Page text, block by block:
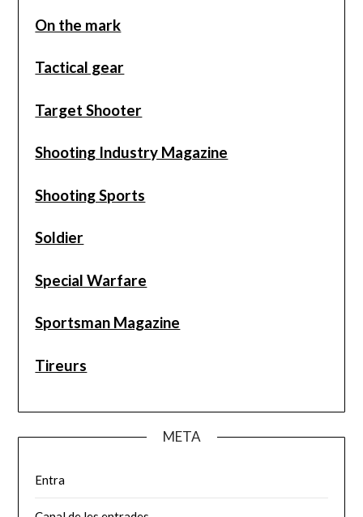
On the mark
Tactical gear
Target Shooter
Shooting Industry Magazine
Shooting Sports
Soldier
Special Warfare
Sportsman Magazine
Tireurs
META
Entra